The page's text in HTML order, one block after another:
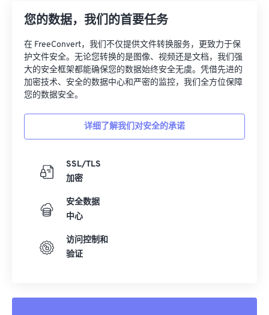
您的数据，我们的首要任务
在 FreeConvert，我们不仅提供文件转换服务，更致力于保
护文件安全。无论您转换的是图像、视频还是文档，我们强
大的安全框架都能确保您的数据始终安全无虞。凭借先进的
加密技术、安全的数据中心和严密的监控，我们全方位保障
您的数据安全。
详细了解我们对安全的承诺
SSL/TLS
加密
安全数据
中心
访问控制和
验证